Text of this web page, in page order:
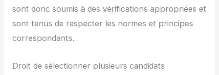
sont donc soumis à des vérifications appropriées et
sont tenus de respecter les normes et principes
correspondants.
Droit de sélectionner plusieurs candidats